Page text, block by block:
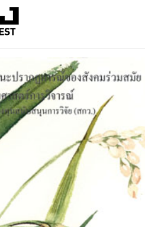
พิมพ์
คมบาง
west